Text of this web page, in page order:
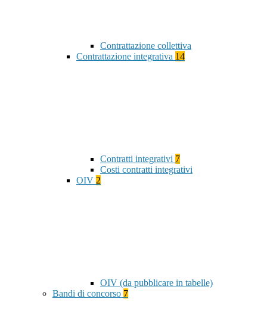
Contrattazione collettiva
Contrattazione integrativa 14
Contratti integrativi 7
Costi contratti integrativi
OIV 2
OIV (da pubblicare in tabelle)
Bandi di concorso 7